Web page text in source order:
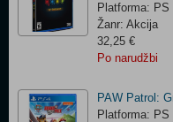
Platforma: PS
Žanr: Akcija
32,25 €
Po narudžbi
PAW Patrol:
Platforma: PS